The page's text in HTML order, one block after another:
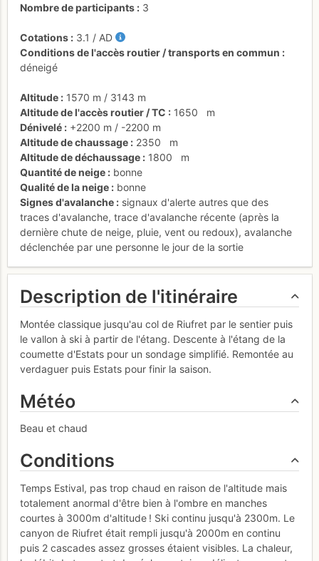
Nombre de participants
3
Cotations 3.1 / AD
Conditions de l'accès routier / transports en commun
déneigé
Altitude 1570 m / 3143 m
Altitude de l'accès routier / TC
1650
m
Dénivelé
+2200 m / -2200 m
Altitude de chaussage
2350
m
Altitude de déchaussage
1800
m
Quantité de neige
bonne
Qualité de la neige
bonne
Signes d'avalanche
signaux d'alerte autres que des
traces d'avalanche, trace d'avalanche récente (après la
dernière chute de neige, pluie, vent ou redoux), avalanche
déclenchée par une personne le jour de la sortie
Description de l'itinéraire
Montée classique jusqu'au col de Riufret par le sentier puis
le vallon à ski à partir de l'étang. Descente à l'étang de la
coumette d'Estats pour un sondage simplifié. Remontée au
verdaguer puis Estats pour finir la saison.
Météo
Beau et chaud
Conditions
Temps Estival, pas trop chaud en raison de l'altitude mais
totalement anormal d'être bien à l'ombre en manches
courtes à 3000m d'altitude ! Ski continu jusqu'à 2300m. Le
canyon de Riufret était rempli jusqu'à 2000m en continu
puis 2 cascades assez grosses étaient visibles. La chaleur,